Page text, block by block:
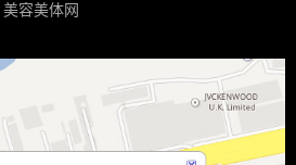
美容美体网